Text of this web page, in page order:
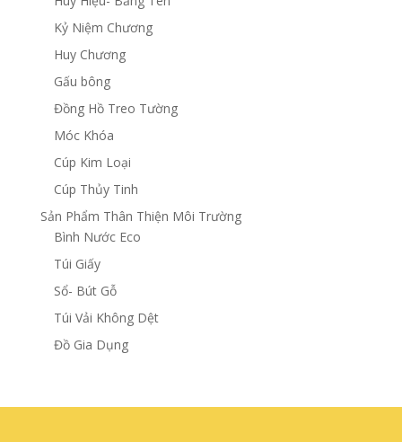
Kỷ Niệm Chương
Huy Chương
Gấu bông
Đồng Hồ Treo Tường
Móc Khóa
Cúp Kim Loại
Cúp Thủy Tinh
Sản Phẩm Thân Thiện Môi Trường
Bình Nước Eco
Túi Giấy
Sổ- Bút Gỗ
Túi Vải Không Dệt
Đồ Gia Dụng